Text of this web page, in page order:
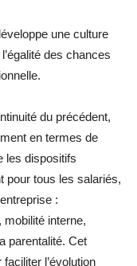
une culture
des chances
du précédent,
en termes de
les dispositifs
pour tous les salariés,
:
interne,
parentalité. Cet
l’évolution